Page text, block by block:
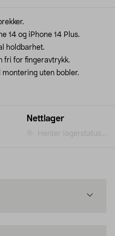
Nettlager
Henter lagerstatus...
14 og iPhone 14 Plus.
holdbarhet.
fri for fingeravtrykk.
montering uten bobler.